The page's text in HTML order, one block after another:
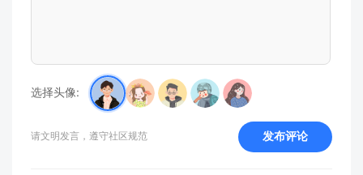
选择头像:
请文明发言，遵守社区规范 发布评论